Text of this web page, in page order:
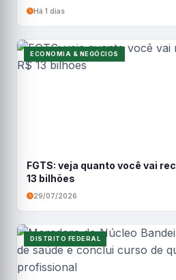
Há 1 dias
ECONOMIA & NEGÓCIOS
FGTS: veja quanto você vai
13 bilhões
29/07/2026
DISTRITO FEDERAL